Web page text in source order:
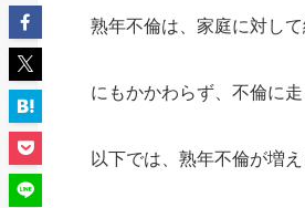
熟年不倫は、家庭に対し
にもかかわらず、不倫に
以下では、熟年不倫が増